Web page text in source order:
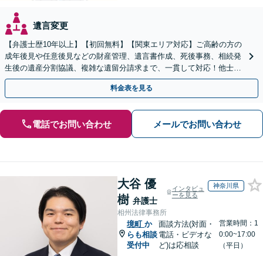
遺言変更
【弁護士歴10年以上】【初回無料】【関東エリア対応】ご高齢の方の
成年後見や任意後見などの財産管理、遺言書作成、死後事務、相続発
生後の遺産分割協議、複雑な遺留分請求まで、一貫して対応！他士業
との連携力を活かした最適解の追求【WEB面談対応】
料金表を見る
電話でお問い合わせ メールでお問い合わせ
大谷 優
樹 弁護士
インタビュ
ーを見る
神奈川県
相州法律事務所
境町 か
らも相談
受付中
面談方法(対面・
電話・ビデオな
ど)は応相談
営業時間：1
0:00~17:00
（平日）